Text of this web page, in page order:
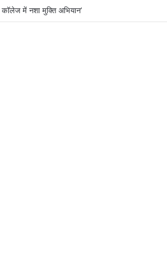
कॉलेज में नशा मुक्ति अभियान’